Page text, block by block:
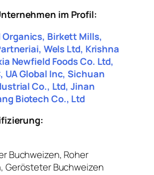
im Profil:
Organics, Birkett Mills,
Wels Ltd, Krishna
Newfield Foods Co. Ltd,
UA Global Inc, Sichuan
Co., Ltd, Jinan
Biotech Co., Ltd
Buchweizen, Roher
Gerösteter Buchweizen